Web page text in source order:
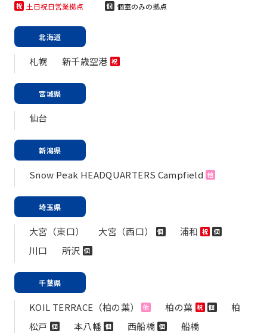
祝 土日祝日営業拠点 個 個室のみの拠点
北海道
札幌 新千歳空港 祝
宮城県
仙台
新潟県
Snow Peak HEADQUARTERS Campfield 他
埼玉県
大宮（東口） 大宮（西口） 個 浦和 祝 個
川口 所沢 個
千葉県
KOIL TERRACE（柏の葉） 他 柏の葉 祝 個
柏
松戸 個 本八幡 個 西船橋 個
船橋